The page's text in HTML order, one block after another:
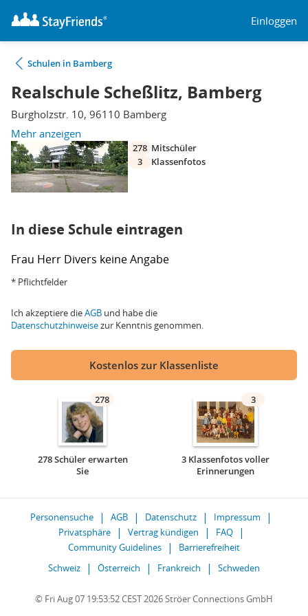
Einloggen
Schulen in Bamberg
Realschule Scheßlitz, Bamberg
Burgholzstr. 10, 96110 Bamberg
Mehr anzeigen
278 Mitschüler
3
Klassenfotos
In diese Schule eintragen
Frau Herr Divers keine Angabe
* Pflichtfelder
Ich akzeptiere dieAGB und habe die
Datenschutzhinweisezur Kenntnis genommen.
Kostenlos zur Klassenliste
278
278 Schüler erwarten
Sie
3
3 Klassenfotos voller
Erinnerungen
Personensuche AGB Datenschutz
Impressum
Privatsphäre
Vertrag kündigen
FAQ
Community Guidelines
Barrierefreiheit
Schweiz
Österreich Frankreich Schweden
© Fri Aug 07 19:53:52 CEST 2026 Ströer Connections GmbH